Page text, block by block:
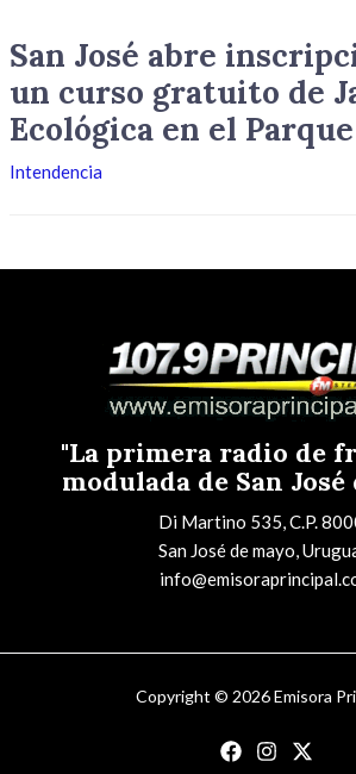
San José abre
un curso gratuito de
Ecológica en el
Intendencia
"La primera radio de
modulada de San José
Di Martino 535, C.P.
San José de mayo,
Copyright © 2026 Emisora